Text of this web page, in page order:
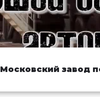
Московский завод